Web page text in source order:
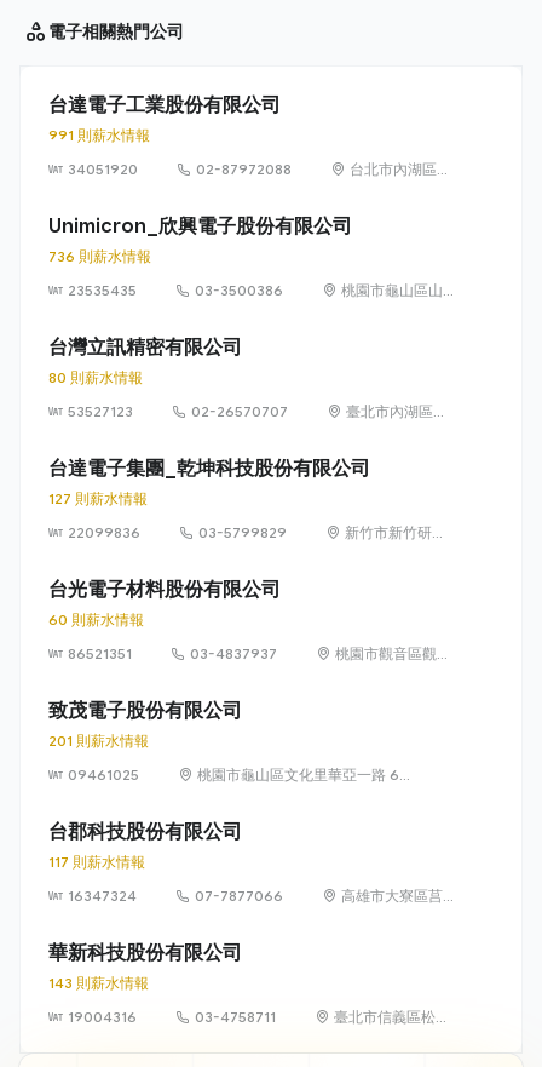
電子相關熱門公司
台達電子工業股份有限公司
991 則薪水情報
34051920
02-87972088
台北市內湖區瑞
Unimicron_欣興電子股份有限公司
736 則薪水情報
23535435
03-3500386
桃園市龜山區山
台灣立訊精密有限公司
80 則薪水情報
53527123
02-26570707
臺北市內湖區民
巷 12 號 1 樓
台達電子集團_乾坤科技股份有限公司
127 則薪水情報
22099836
03-5799829
新竹市新竹研發
台光電子材料股份有限公司
60 則薪水情報
86521351
03-4837937
桃園市觀音區觀音
致茂電子股份有限公司
201 則薪水情報
09461025
桃園市龜山區文化里華亞一路 66
台郡科技股份有限公司
117 則薪水情報
16347324
07-7877066
高雄市大寮區莒
華新科技股份有限公司
143 則薪水情報
19004316
03-4758711
臺北市信義區松智